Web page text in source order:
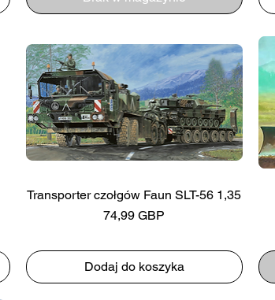
Transporter czołgów Faun SLT-56 1,35
Cena
74,99 GBP
Dodaj do koszyka